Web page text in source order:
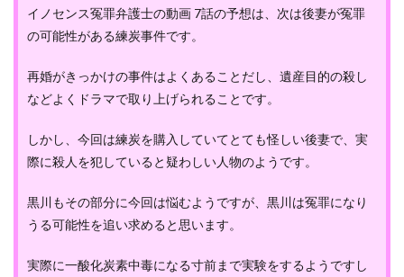
イノセンス冤罪弁護士の動画 7話の予想は、次は後妻が冤罪
の可能性がある練炭事件です。
再婚がきっかけの事件はよくあることだし、遺産目的の殺し
などよくドラマで取り上げられることです。
しかし、今回は練炭を購入していてとても怪しい後妻で、実
際に殺人を犯していると疑わしい人物のようです。
黒川もその部分に今回は悩むようですが、黒川は冤罪になり
うる可能性を追い求めると思います。
実際に一酸化炭素中毒になる寸前まで実験をするようですし